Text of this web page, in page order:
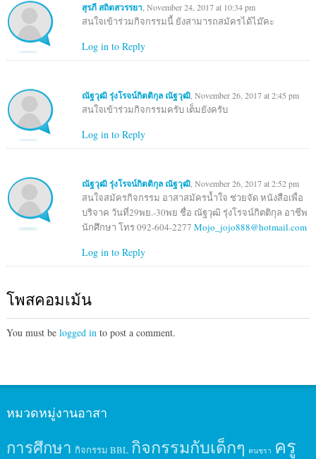
สุรภี สถิตสวรรยา , November 24, 2017 at 10:34 pm
สนใจเข้าร่วมกิจกรรมนี้ ยังสามารถสมัครได้ไม๊คะ
Log in to Reply
ณัฐวุฒิ รุ่งโรจน์กิตติกุล ณัฐวุฒิ , November 26, 2017 at 2:45 pm
สนใจเข้าร่วมกิจกรรมครับ เต็มยังครับ
Log in to Reply
ณัฐวุฒิ รุ่งโรจน์กิตติกุล ณัฐวุฒิ , November 26, 2017 at 2:52 pm
สนใจสมัครกิจกรรม อาสาสมัครน้ำใจ ช่วยจัด หนังสือเพื่อ
บริจาค วันที่29พย.-30พย ชื่อ ณัฐวุฒิ รุ่งโรจน์กิตติกุล อาชีพ
นักศึกษา โทร 092-604-2277Mojo_jojo888@hotmail.com
Log in to Reply
โพสคอมเม้น
You must be logged into post a comment.
หมวดหมู่งานอาสา
การศึกษา กิจกรรม BBL กิจกรรมกับเด็กๆ คนชรา ครู